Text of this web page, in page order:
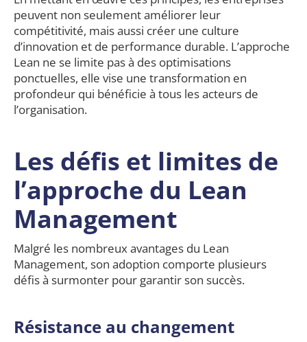
peuvent non seulement améliorer leur
compétitivité, mais aussi créer une culture
d’innovation et de performance durable. L’approche
Lean ne se limite pas à des optimisations
ponctuelles, elle vise une transformation en
profondeur qui bénéficie à tous les acteurs de
l’organisation.
Les défis et limites de
l’approche du Lean
Management
Malgré les nombreux avantages du Lean
Management, son adoption comporte plusieurs
défis à surmonter pour garantir son succès.
Résistance au changement